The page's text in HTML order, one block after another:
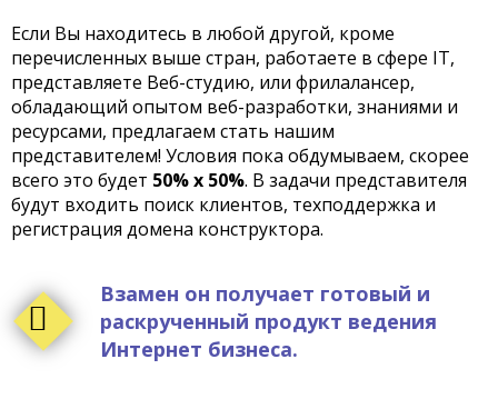
Если Вы находитесь в любой другой, кроме
перечисленных выше стран, работаете в сфере IT,
представляете Веб-студию, или фрилалансер,
обладающий опытом веб-разработки, знаниями и
ресурсами, предлагаем стать нашим
представителем! Условия пока обдумываем, скорее
всего это будет 50% х 50%. В задачи представителя
будут входить поиск клиентов, техподдержка и
регистрация домена конструктора.
Взамен он получает готовый и
раскрученный продукт ведения
Интернет бизнеса.